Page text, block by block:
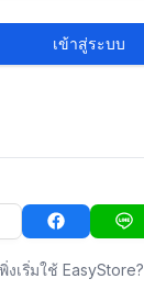
เข้าสู่ระบบ
งเริ่มใช้ EasyStore?